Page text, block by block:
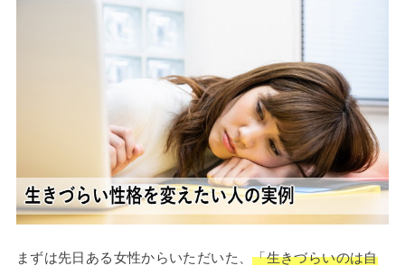
まずは先日ある女性からいただいた、「生きづらいのは自